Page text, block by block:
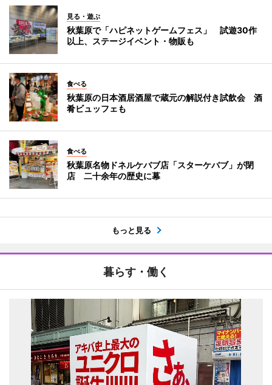
見る・遊ぶ
秋葉原で「ハピネットゲームフェス」 試遊30作
以上、ステージイベント・物販も
食べる
秋葉原の日本酒居酒屋で蔵元の解説付き試飲会 酒
肴ビュッフェも
食べる
秋葉原名物ドネルケバブ店「スターケバブ」が閉
店 二十余年の歴史に幕
もっと見る
暮らす・働く